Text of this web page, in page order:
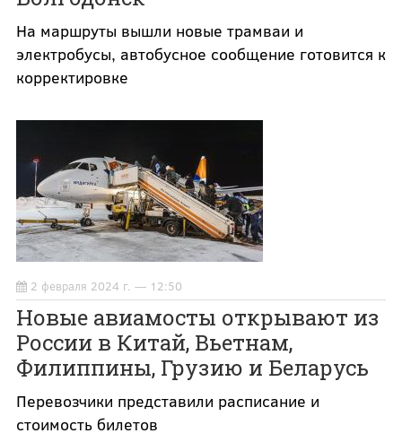
На маршруты вышли новые трамваи и
электробусы, автобусное сообщение готовится к
корректировке
2 февраля 2024 г. — 12:50
Новые авиамосты открывают из
России в Китай, Вьетнам,
Филиппины, Грузию и Беларусь
Перевозчики представили расписание и
стоимость билетов